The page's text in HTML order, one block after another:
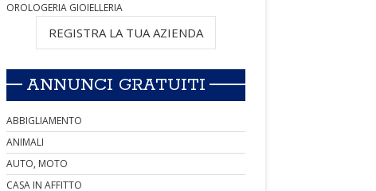
OROLOGERIA GIOIELLERIA
REGISTRA LA TUA AZIENDA
ANNUNCI GRATUITI
ABBIGLIAMENTO
ANIMALI
AUTO, MOTO
CASA IN AFFITTO